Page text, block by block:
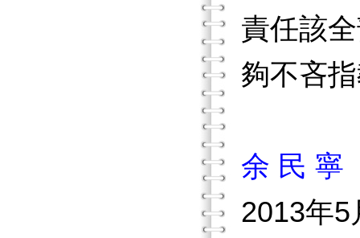
責任該
夠不吝
余 民 寧
2013年5